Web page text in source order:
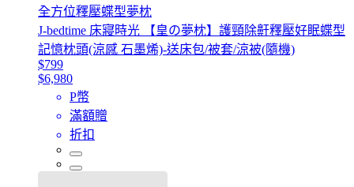
全方位釋壓蝶型夢枕
J-bedtime 床寢時光 【皇の夢枕】護頸除鼾釋壓好眠蝶型
記憶枕頭(涼感 石墨烯)-送床包/被套/涼被(隨機)
$799
$6,980
P幣
滿額贈
折扣